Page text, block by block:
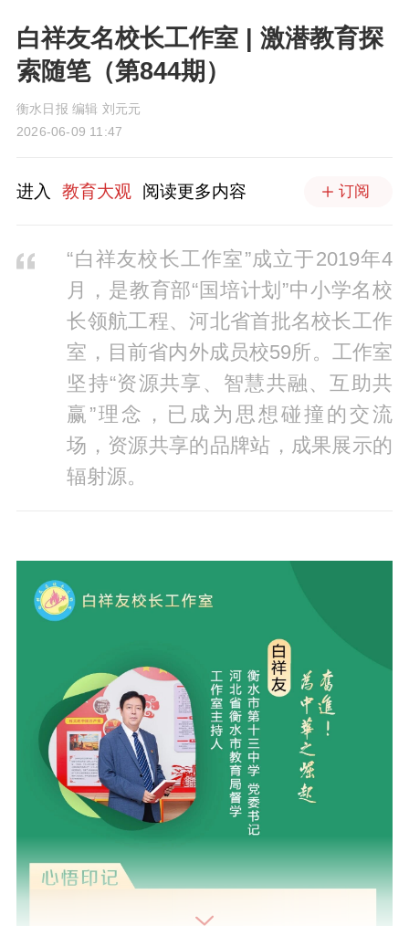
白祥友名校长工作室 | 激潜教育探
索随笔（第844期）
衡水日报 编辑 刘元元
2026-06-09 11:47
进入 教育大观 阅读更多内容 订阅
“白祥友校长工作室”成立于2019年4
月，是教育部“国培计划”中小学名校
长领航工程、河北省首批名校长工作
室，目前省内外成员校59所。工作室
坚持“资源共享、智慧共融、互助共
赢”理念，已成为思想碰撞的交流
场，资源共享的品牌站，成果展示的
辐射源。